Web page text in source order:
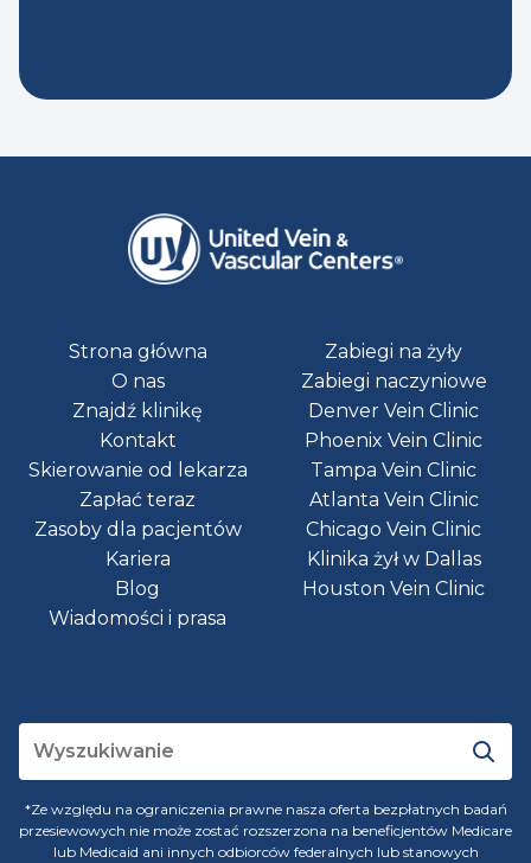
Strona główna
O nas
Znajdź klinikę
Kontakt
Skierowanie od lekarza
Zapłać teraz
Zasoby dla pacjentów
Kariera
Blog
Wiadomości i prasa
Zabiegi na żyły
Zabiegi naczyniowe
Denver Vein Clinic
Phoenix Vein Clinic
Tampa Vein Clinic
Atlanta Vein Clinic
Chicago Vein Clinic
Klinika żył w Dallas
Houston Vein Clinic
*Ze względu na ograniczenia prawne nasza oferta bezpłatnych badań
przesiewowych nie może zostać rozszerzona na beneficjentów Medicare
lub Medicaid ani innych odbiorców federalnych lub stanowych